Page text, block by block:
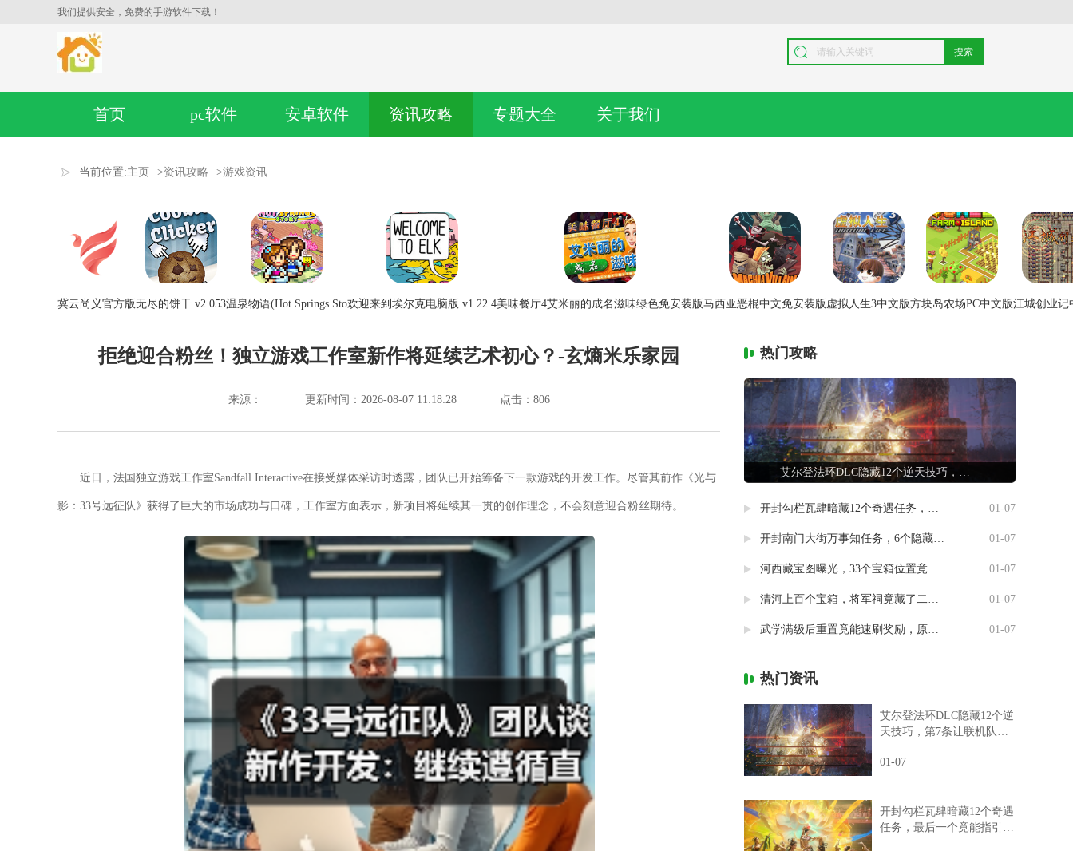
我们提供安全，免费的手游软件下载！
搜索
首页 pc软件 安卓软件 资讯攻略 专题大全 关于我们
当前位置:主页 >资讯攻略 >游戏资讯
冀云尚义官方版无尽的饼干 v2.053温泉物语(Hot Springs Sto欢迎来到埃尔克电脑版 v1.22.4美味餐厅4艾米丽的成名滋味绿色免安装版马西亚恶棍中文免安装版 虚拟人生3中文版方块岛农场PC中文版江城创业记
拒绝迎合粉丝！独立游戏工作室新作将延续艺术初心？-玄熵米乐家园
来源： 更新时间：2026-08-07 11:18:28 点击： 806
近日，法国独立游戏工作室Sandfall Interactive在接受媒体采访时透露，团队已开始筹备下一款游戏的开发工作。尽管其前作《光与
影：33号远征队》获得了巨大的市场成功与口碑，工作室方面表示，新项目将延续其一贯的创作理念，不会刻意迎合粉丝期待。
热门攻略
艾尔登法环DLC隐藏12个逆天技巧，第7条让联机队友惊掉下巴
开封勾栏瓦肆暗藏12个奇遇任务，最后一个竟能指引人生方向 01-07
开封南门大街万事知任务，6个隐藏剧情竟然藏着这样的秘密 01-07
河西藏宝图曝光，33个宝箱位置竟然暗藏玄机 01-07
清河上百个宝箱，将军祠竟藏了二十个 01-07
武学满级后重置竟能速刷奖励，原来流派挑战有这种捷径 01-07
热门资讯
艾尔登法环DLC隐藏12个逆
天技巧，第7条让联机队友
01-07
开封勾栏瓦肆暗藏12个奇遇
任务，最后一个竟能指引人